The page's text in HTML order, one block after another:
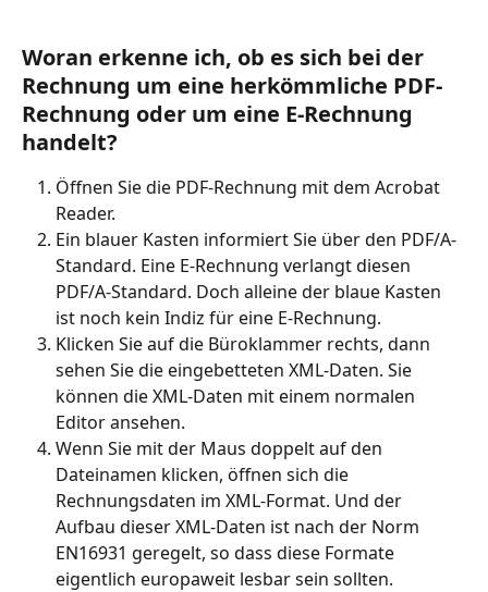
Woran erkenne ich, ob es sich bei der
Rechnung um eine herkömmliche PDF-
Rechnung oder um eine E-Rechnung
handelt?
Öffnen Sie die PDF-Rechnung mit dem Acrobat
Reader.
Ein blauer Kasten informiert Sie über den PDF/A-
Standard. Eine E-Rechnung verlangt diesen
PDF/A-Standard. Doch alleine der blaue Kasten
ist noch kein Indiz für eine E-Rechnung.
Klicken Sie auf die Büroklammer rechts, dann
sehen Sie die eingebetteten XML-Daten. Sie
können die XML-Daten mit einem normalen
Editor ansehen.
Wenn Sie mit der Maus doppelt auf den
Dateinamen klicken, öffnen sich die
Rechnungsdaten im XML-Format. Und der
Aufbau dieser XML-Daten ist nach der Norm
EN16931 geregelt, so dass diese Formate
eigentlich europaweit lesbar sein sollten.